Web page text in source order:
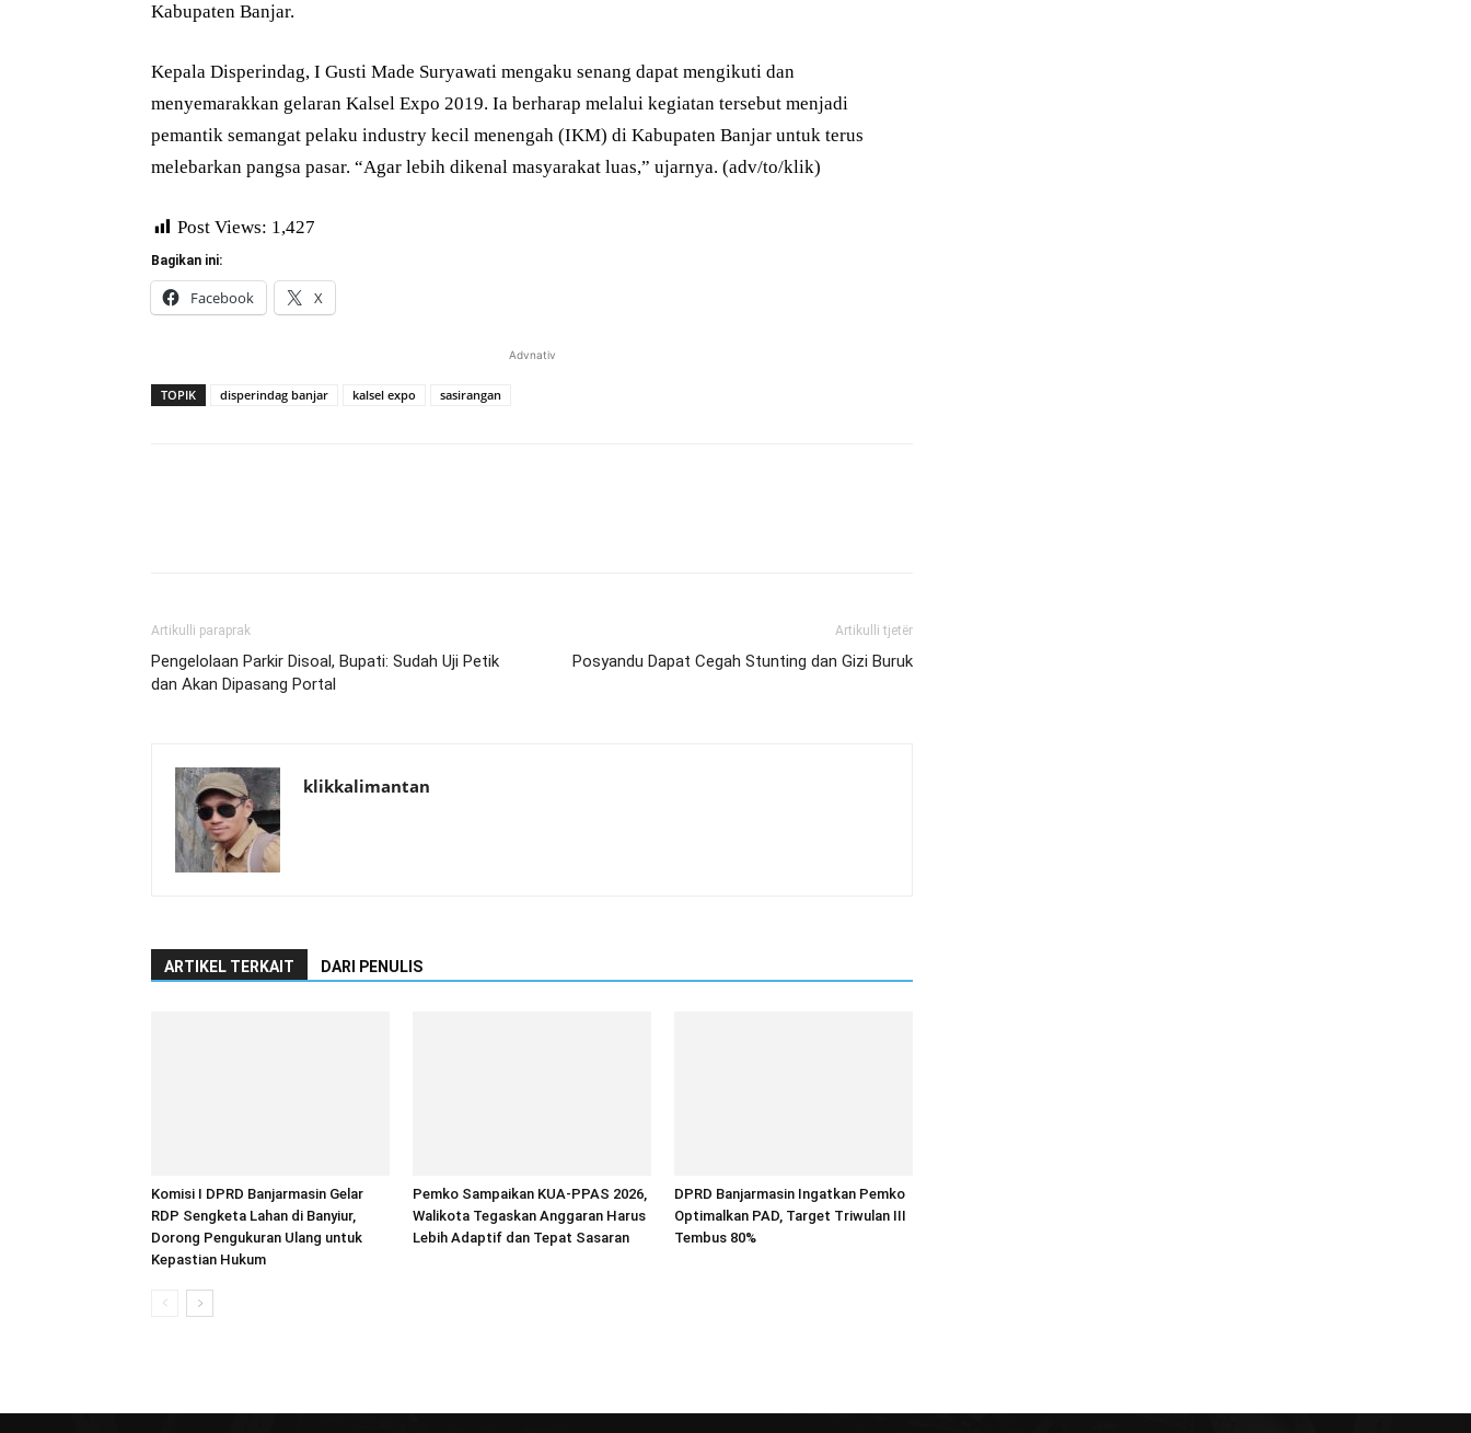
Kabupaten Banjar.
Kepala Disperindag, I Gusti Made Suryawati mengaku senang dapat mengikuti dan
menyemarakkan gelaran Kalsel Expo 2019. Ia berharap melalui kegiatan tersebut menjadi
pemantik semangat pelaku industry kecil menengah (IKM) di Kabupaten Banjar untuk terus
melebarkan pangsa pasar. “Agar lebih dikenal masyarakat luas,” ujarnya. (adv/to/klik)
Post Views: 1,427
Bagikan ini:
Facebook X
Advnativ
TOPIK disperindag banjar kalsel expo sasirangan
Artikulli paraprak
Pengelolaan Parkir Disoal, Bupati: Sudah Uji Petik
dan Akan Dipasang Portal
Artikulli tjetër
Posyandu Dapat Cegah Stunting dan Gizi Buruk
klikkalimantan
ARTIKEL TERKAIT DARI PENULIS
Komisi I DPRD Banjarmasin Gelar
RDP Sengketa Lahan di Banyiur,
Dorong Pengukuran Ulang untuk
Kepastian Hukum
Pemko Sampaikan KUA-PPAS 2026,
Walikota Tegaskan Anggaran Harus
Lebih Adaptif dan Tepat Sasaran
DPRD Banjarmasin Ingatkan Pemko
Optimalkan PAD, Target Triwulan III
Tembus 80%